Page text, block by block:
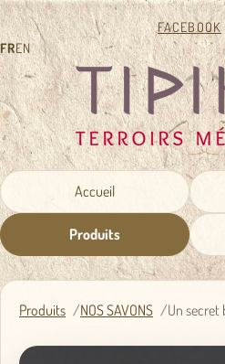
FACEBOOK
FREN
Accueil
Produits
Produits NOS SAVONS Un secret